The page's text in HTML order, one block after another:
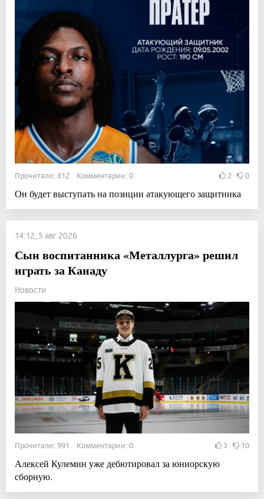
Прочитали: 812 Комментарии: 0 2 0
Он будет выступать на позиции атакующего защитника
14:12, 5 авг 2026
Сын воспитанника «Металлурга» решил
играть за Канаду
Новости
Прочитали: 991 Комментарии: 0 3 10
Алексей Кулемин уже дебютировал за юниорскую
сборную.